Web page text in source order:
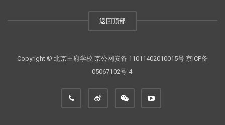
返回顶部
Copyright © 北京王府学校 京公网安备 11011402010015号 京ICP备
05067102号-4